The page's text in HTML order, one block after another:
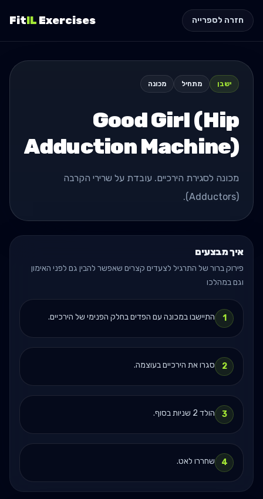
חזרה לספרייה FitIL Exercises
ישבן מתחיל מכונה
Good Girl (Hip
Adduction Machine)
מכונה לסגירת הירכיים. עובדת על שרירי הקרבה
(Adductors).
איך מבצעים
פירוק ברור של התרגיל לצעדים קצרים שאפשר להבין גם לפני האימון
וגם במהלכו
1 התיישבו במכונה עם הפדים בחלק הפנימי של הירכיים.
2 סגרו את הירכיים בעוצמה.
3 הולד 2 שניות בסוף.
4 שחררו לאט.